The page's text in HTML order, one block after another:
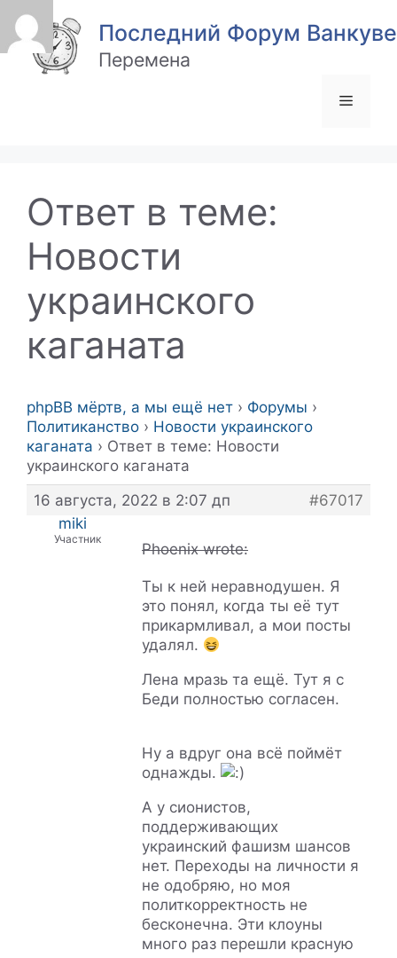
Перейти
содержимому
Последний Форум
Перемена
Меню
Ответ в теме:
Новости
украинского
каганата
phpBB мёртв, а мы ещё нет › Форумы ›
Политиканство › Новости украинского
каганата › Ответ в теме: Новости
украинского каганата
16 августа, 2022 в 2:07 дп
#67017
miki
Участник
Phoenix wrote:
Ты к ней неравнодушен. Я
это понял, когда ты её тут
прикармливал, а мои посты
удалял.
Лена мразь та ещё. Тут я с
Беди полностью согласен.
Ну а вдруг она всё поймёт
однажды.
А у сионистов,
поддерживающих
украинский фашизм шансов
нет. Переходы на личности я
не одобряю, но моя
политкорректность не
бесконечна. Эти клоуны
много раз перешли красную